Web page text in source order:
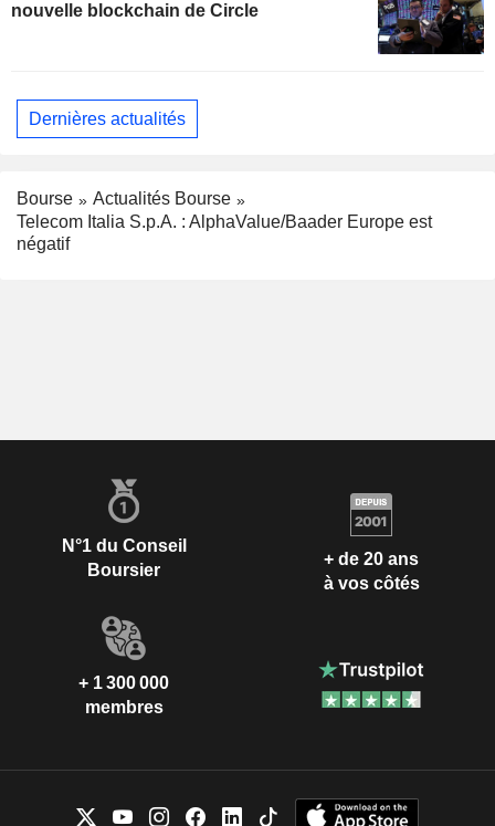
nouvelle blockchain de Circle
Dernières actualités
Bourse
Actualités Bourse
Telecom Italia S.p.A. : AlphaValue/Baader Europe est
négatif
N°1 du Conseil
Boursier
+ de 20 ans
à vos côtés
+ 1 300 000
membres